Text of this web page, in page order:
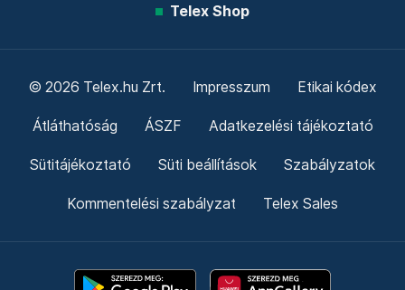
Telex Shop
© 2026 Telex.hu Zrt. Impresszum Etikai kódex
Átláthatóság ÁSZF Adatkezelési tájékoztató
Sütitájékoztató Süti beállítások Szabályzatok
Kommentelési szabályzat Telex Sales